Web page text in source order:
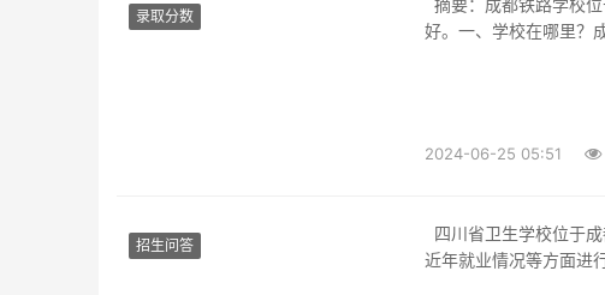
录取分数
好。一、学校在哪里？
2024-06-25 05:51
招生问答
近年就业情况等方面进